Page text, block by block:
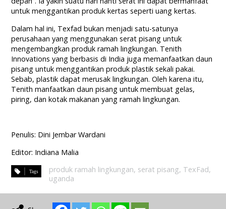
untuk menggantikan produk kertas seperti uang kertas.
Dalam hal ini, Texfad bukan menjadi satu-satunya
perusahaan yang menggunakan serat pisang untuk
mengembangkan produk ramah lingkungan. Tenith
Innovations yang berbasis di India juga memanfaatkan daun
pisang untuk menggantikan produk plastik sekali pakai.
Sebab, plastik dapat merusak lingkungan. Oleh karena itu,
Tenith manfaatkan daun pisang untuk membuat gelas,
piring, dan kotak makanan yang ramah lingkungan.
Penulis: Dini Jembar Wardani
Editor: Indiana Malia
produk ramah lingkungan, serat pisang, TexFad,
uganda